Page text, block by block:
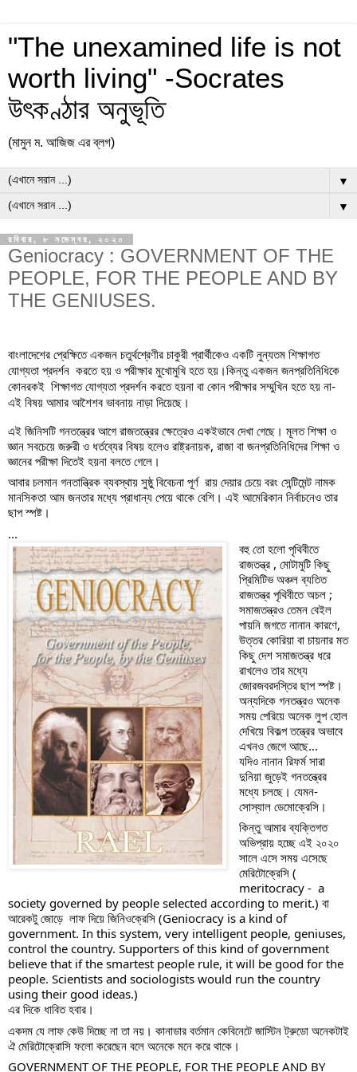
"The unexamined life is not
worth living" -Socrates
উৎকণ্ঠার অনুভূতি
(মামুন ম. আজিজ এর ব্লগ)
▼
▼
রবিবার, ৮ নভেম্বর, ২০২০
Geniocracy : GOVERNMENT OF THE
PEOPLE, FOR THE PEOPLE AND BY
THE GENIUSES.
বাংলাদেশের প্রেক্ষিতে একজন চতুর্থশ্রেণীর চাকুরী প্রার্থীকেও একটি নুন্যতম শিক্ষাগত
যোগ্যতা প্রদর্শন  করতে হয় ও পরীক্ষার মুখোমুখি হতে হয়।কিন্তু একজন জনপ্রতিনিধিকে
কোনরকই  শিক্ষাগত যোগ্যতা প্রদর্শন করতে হয়না বা কোন পরীক্ষার সম্মুখিন হতে হয় না-
এই বিষয় আমার আশৈশব ভাবনায় নাড়া দিয়েছে।
এই জিনিসটি গনতন্ত্রের আগে রাজতন্ত্রের ক্ষেত্রেও একইভাবে দেখা গেছে। মূলত শিক্ষা ও
জ্ঞান সবচেয়ে জরুরী ও ধর্তব্যের বিষয় হলেও রাষ্ট্রনায়ক, রাজা বা জনপ্রতিনিধিদের শিক্ষা ও
জ্ঞানের পরীক্ষা দিতেই হয়না বলতে গেলে।
আবার চলমান গনতান্ত্রিক ব্যবস্থায় সুষ্ঠু বিবেচনা পূর্ণ  রায় দেয়ার চেয়ে বরং সেন্টিমেন্ট নামক
মানসিকতা আম জনতার মধ্যে প্রাধান্য পেয়ে থাকে বেশি। এই আমেরিকান নির্বাচনেও তার
ছাপ স্পষ্ট।
...
বহু তো হলো পৃথিবীতে
রাজতন্ত্র , মোটামুটি কিছু
প্রিমিটিভ অঞ্চল ব্যতিত
রাজতন্ত্র পৃথিবীতে অচল ;
সমাজতন্ত্রও তেমন বেইল
পায়নি জগতে নানান কারণে,
উত্তর কোরিয়া বা চায়নার মত
কিছু দেশ সমাজতন্ত্র ধরে
রাখলেও তার মধ্যে
জোরজবরদস্তির ছাপ স্পষ্ট।
অন্যদিকে গনতন্ত্রও অনেক
সময় পেরিয়ে অনেক লুপ হোল
দেখিয়ে বিকল্প তন্ত্রের অভাবে
এখনও জেগে আছে...
যদিও নানান রিফর্ম সারা
দুনিয়া জুড়েই গনতন্ত্রের
মধ্যে চলছে। যেমন-
সোস্যাল ডেমোক্রেসি।
কিন্তু আমার ব্যক্তিগত
অভিপ্রায় হচ্ছে এই ২০২০
সালে এসে সময় এসেছে
মেরিটোক্রেসি (
meritocracy -  a
society governed by people selected according to merit.) বা
আরেকটু জোড়ে  লাফ দিয়ে জিনিওক্রেসি (Geniocracy is a kind of
government. In this system, very intelligent people, geniuses,
control the country. Supporters of this kind of government
believe that if the smartest people rule, it will be good for the
people. Scientists and sociologists would run the country
using their good ideas.)
এর দিকে ধাবিত হবার।
একদম যে লাফ কেউ দিচ্ছে না তা নয়। কানাডার বর্তমান কেবিনেটে জাস্টিন ট্রুডো অনেকটাই
ঐ মেরিটোক্রোসি ফলো করেছেন বলে অনেকে মনে করে থাকে।
GOVERNMENT OF THE PEOPLE, FOR THE PEOPLE AND BY